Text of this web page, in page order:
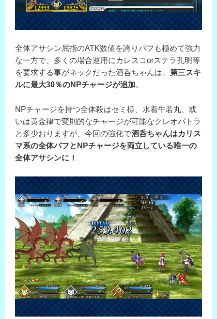
全体アサシン屈指のATK数値を誇りバフも極めて強力
な一方で、多くの場合運用にカレスコorステラ孔明等
を要求する事がネックだった酒呑ちゃんは、 第三スキ
ルに最大30％のNPチャージが追加。
NPチャージを持つ全体殺はセミ様、水着牛若丸、或
いは黄金律で変則的なチャージが可能なクレオパトラ
と多少おりますが、今回の強化で酒呑ちゃんはカリス
マ系の全体バフとNPチャージを両立している唯一の
全体アサシンに！